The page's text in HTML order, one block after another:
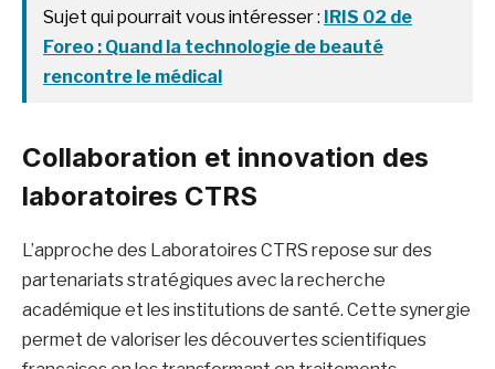
Sujet qui pourrait vous intéresser : IRIS 02 de
Foreo : Quand la technologie de beauté
rencontre le médical
Collaboration et innovation des
laboratoires CTRS
L’approche des Laboratoires CTRS repose sur des
partenariats stratégiques avec la recherche
académique et les institutions de santé. Cette synergie
permet de valoriser les découvertes scientifiques